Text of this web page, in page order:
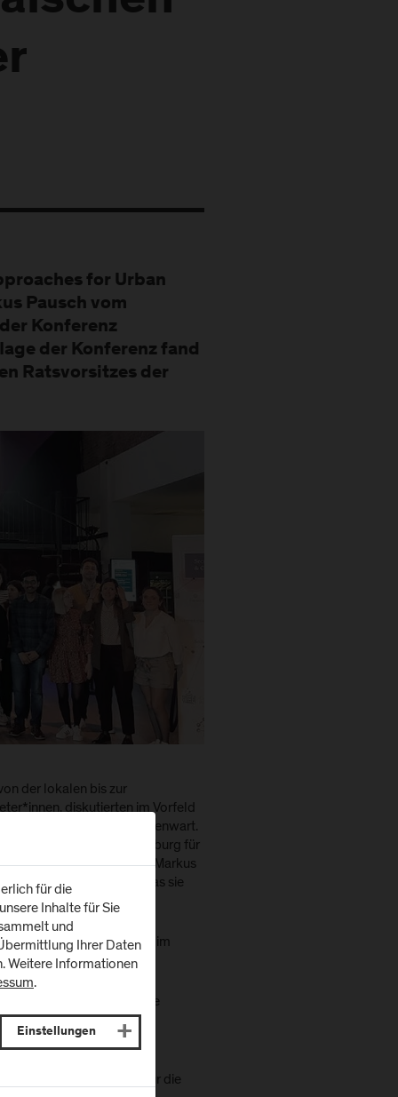
for Urban
Pausch vom
Konferenz
der Konferenz fand
Ratsvorsitzes der
der lokalen bis zur
diskutierten im Vorfeld
der Gegenwart.
sind, ist die FH Salzburg für
Heiko Berner und Markus
Local Level"
zurück, das sie
immer im
nicht nur die urbane
Städten", so
schlussendlich nicht nur die
für die
Inhalte für Sie
und
Ihrer Daten
Weitere Informationen
.
Einstellungen